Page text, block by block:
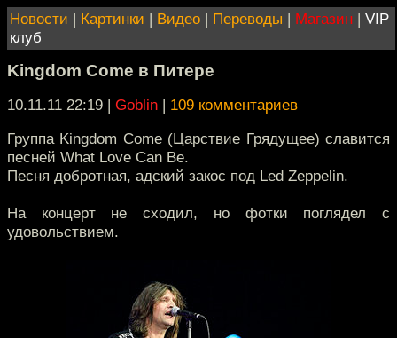
Новости | Картинки | Видео | Переводы | Магазин | VIP
клуб
Kingdom Come в Питере
10.11.11 22:19 | Goblin | 109 комментариев
Группа Kingdom Come (Царствие Грядущее) славится
песней What Love Can Be.
Песня добротная, адский закос под Led Zeppelin.
На концерт не сходил, но фотки поглядел с
удовольствием.